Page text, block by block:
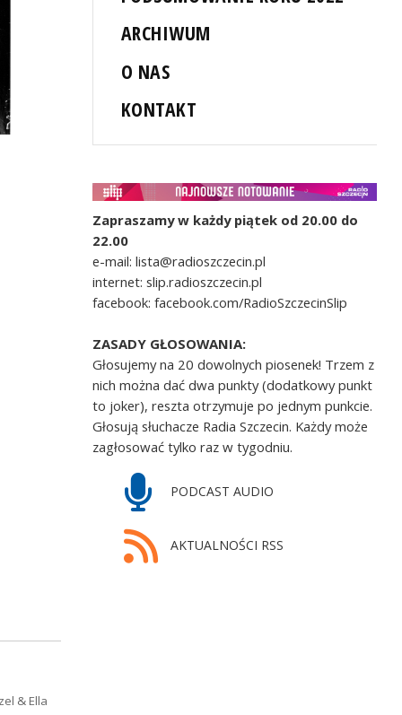
ARCHIWUM
O NAS
KONTAKT
Zapraszamy w każdy piątek od 20.00 do
22.00
e-mail: lista@radioszczecin.pl
internet: slip.radioszczecin.pl
facebook: facebook.com/RadioSzczecinSlip
ZASADY GŁOSOWANIA:
Głosujemy na 20 dowolnych piosenek! Trzem z
nich można dać dwa punkty (dodatkowy punkt
to joker), reszta otrzymuje po jednym punkcie.
Głosują słuchacze Radia Szczecin. Każdy może
zagłosować tylko raz w tygodniu.
PODCAST AUDIO
AKTUALNOŚCI RSS
& Ella